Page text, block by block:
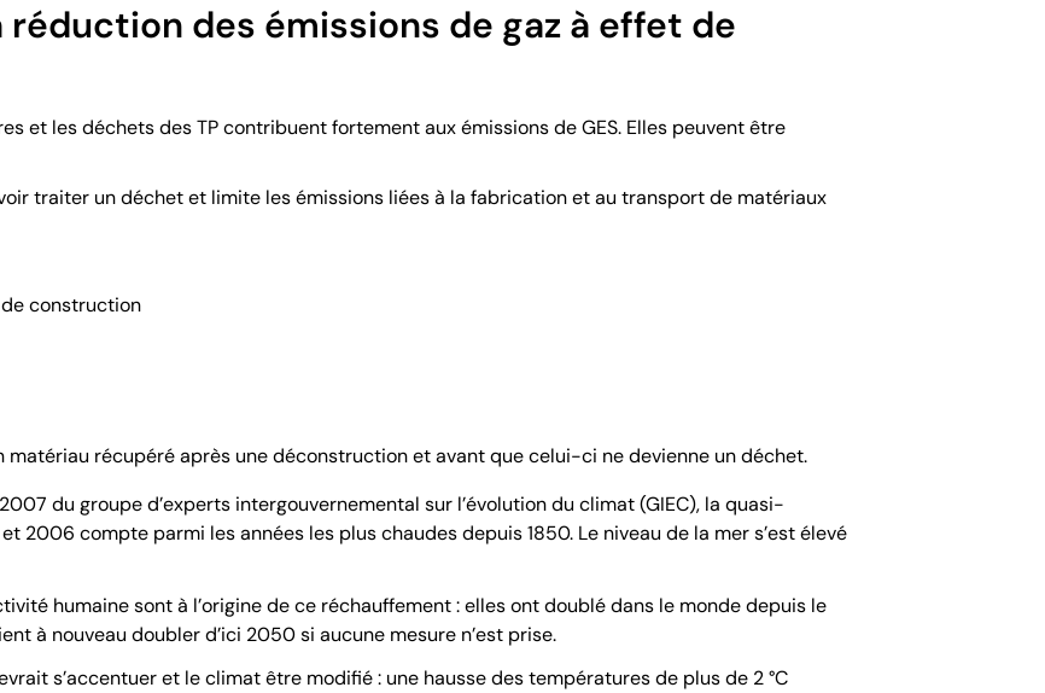
réduction des émissions de gaz à effet de
et les déchets des TP contribuent fortement aux émissions de GES. Elles peuvent être
traiter un déchet et limite les émissions liées à la fabrication et au transport de matériaux
construction
matériau récupéré après une déconstruction et avant que celui-ci ne devienne un déchet.
du groupe d’experts intergouvernemental sur l’évolution du climat (GIEC), la quasi-
2006 compte parmi les années les plus chaudes depuis 1850. Le niveau de la mer s’est élevé
humaine sont à l’origine de ce réchauffement : elles ont doublé dans le monde depuis le
à nouveau doubler d’ici 2050 si aucune mesure n’est prise.
s’accentuer et le climat être modifié : une hausse des températures de plus de 2 °C